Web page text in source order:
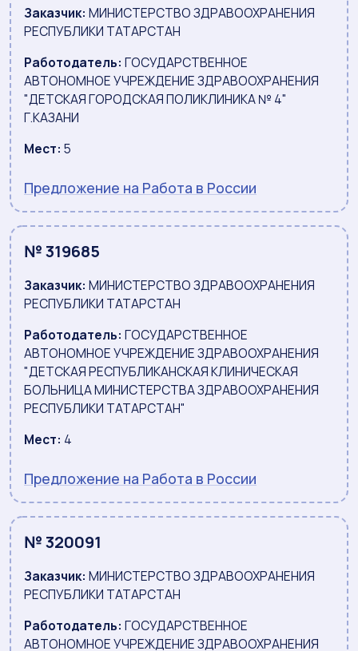
Заказчик: МИНИСТЕРСТВО ЗДРАВООХРАНЕНИЯ
РЕСПУБЛИКИ ТАТАРСТАН
Работодатель: ГОСУДАРСТВЕННОЕ
АВТОНОМНОЕ УЧРЕЖДЕНИЕ ЗДРАВООХРАНЕНИЯ
"ДЕТСКАЯ ГОРОДСКАЯ ПОЛИКЛИНИКА № 4"
Г.КАЗАНИ
Мест: 5
Предложение на Работа в России
№ 319685
Заказчик: МИНИСТЕРСТВО ЗДРАВООХРАНЕНИЯ
РЕСПУБЛИКИ ТАТАРСТАН
Работодатель: ГОСУДАРСТВЕННОЕ
АВТОНОМНОЕ УЧРЕЖДЕНИЕ ЗДРАВООХРАНЕНИЯ
"ДЕТСКАЯ РЕСПУБЛИКАНСКАЯ КЛИНИЧЕСКАЯ
БОЛЬНИЦА МИНИСТЕРСТВА ЗДРАВООХРАНЕНИЯ
РЕСПУБЛИКИ ТАТАРСТАН"
Мест: 4
Предложение на Работа в России
№ 320091
Заказчик: МИНИСТЕРСТВО ЗДРАВООХРАНЕНИЯ
РЕСПУБЛИКИ ТАТАРСТАН
Работодатель: ГОСУДАРСТВЕННОЕ
АВТОНОМНОЕ УЧРЕЖДЕНИЕ ЗДРАВООХРАНЕНИЯ